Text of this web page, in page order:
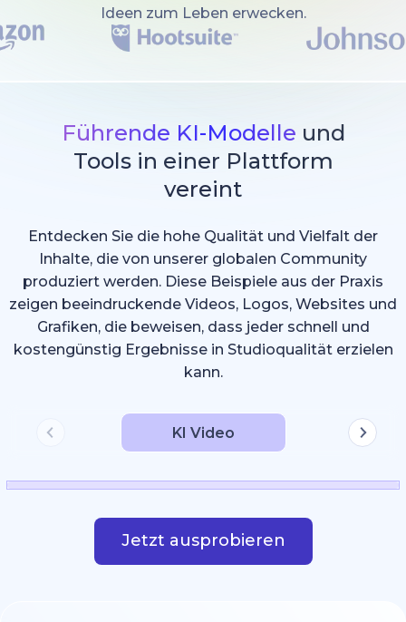
Ideen zum Leben erwecken.
Führende KI-Modelle und
Tools in einer Plattform
vereint
Entdecken Sie die hohe Qualität und Vielfalt der
Inhalte, die von unserer globalen Community
produziert werden. Diese Beispiele aus der Praxis
zeigen beeindruckende Videos, Logos, Websites und
Grafiken, die beweisen, dass jeder schnell und
kostengünstig Ergebnisse in Studioqualität erzielen
kann.
KI Video
Jetzt ausprobieren